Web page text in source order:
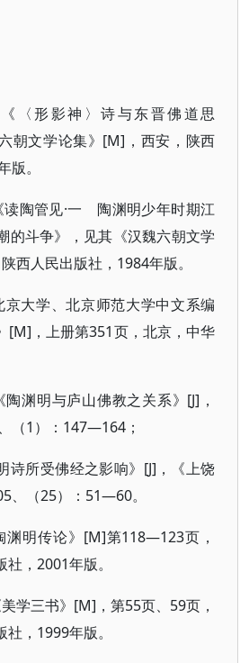
《〈形影神〉诗与东晋佛道思
朝文学论集》[M]，西安，陕西
版。
读陶管见·一 陶渊明少年时期江
的斗争》，见其《汉魏六朝文学
西人民出版社，1984年版。
京大学、北京师范大学中文系编
[M]，上册第351页，北京，中华
陶渊明与庐山佛教之关系》[J]，
（1）：147—164；
诗所受佛经之影响》[J]，《上饶
、（25）：51—60。
渊明传论》[M]第118—123页，
，2001年版。
美学三书》[M]，第55页、59页，
，1999年版。